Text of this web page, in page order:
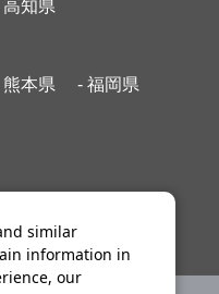
高知県
熊本県
- 福岡県
similar
information in
our